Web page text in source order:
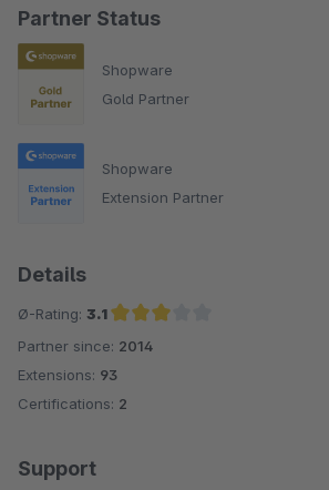
Partner Status
Shopware
Gold Partner
Shopware
Extension Partner
Details
Ø-Rating: 3.1
Average rating of 3.1 out of 5 stars
Partner since: 2014
Extensions: 93
Certifications: 2
Support